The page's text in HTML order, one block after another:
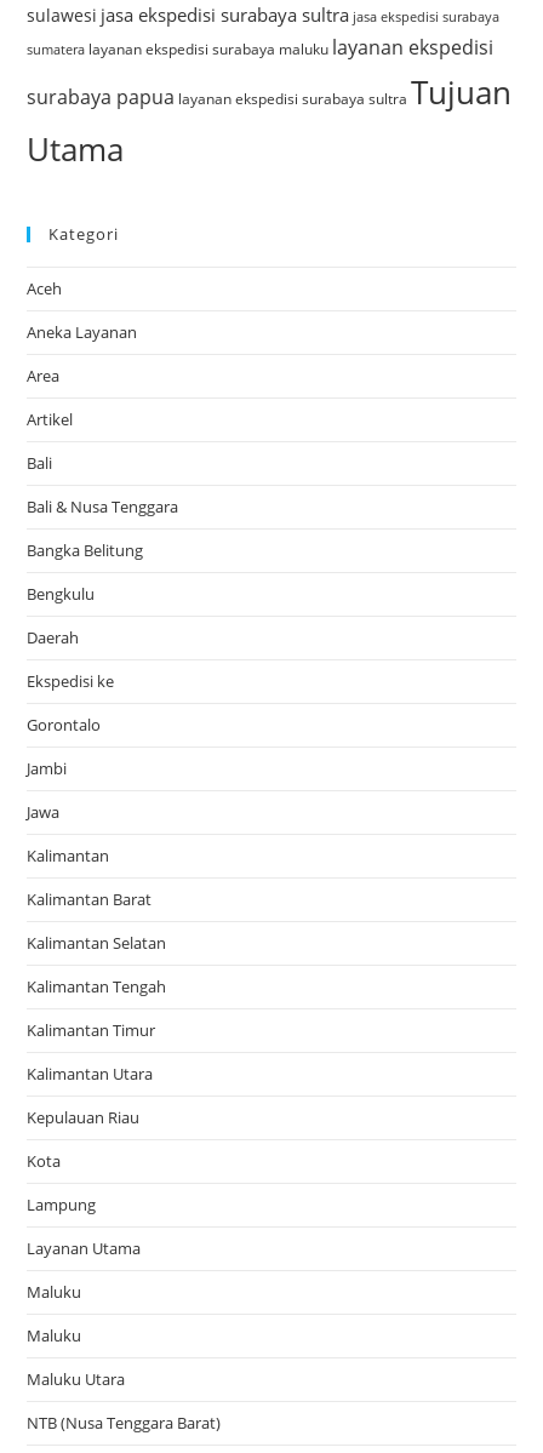
sulawesi jasa ekspedisi surabaya sultra jasa ekspedisi surabaya
sumatera layanan ekspedisi surabaya maluku layanan ekspedisi
surabaya papua layanan ekspedisi surabaya sultra Tujuan
Utama
Kategori
Aceh
Aneka Layanan
Area
Artikel
Bali
Bali & Nusa Tenggara
Bangka Belitung
Bengkulu
Daerah
Ekspedisi ke
Gorontalo
Jambi
Jawa
Kalimantan
Kalimantan Barat
Kalimantan Selatan
Kalimantan Tengah
Kalimantan Timur
Kalimantan Utara
Kepulauan Riau
Kota
Lampung
Layanan Utama
Maluku
Maluku
Maluku Utara
NTB (Nusa Tenggara Barat)